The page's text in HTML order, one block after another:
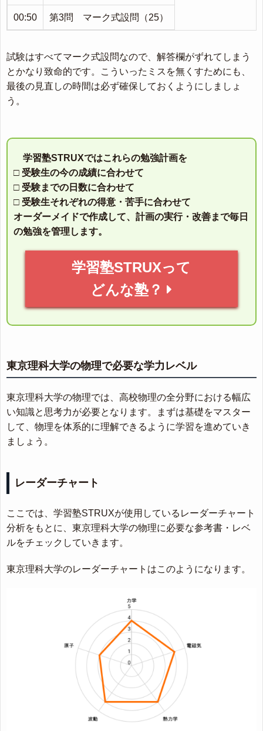
00:50 第3問 マーク式設問（25）
試験はすべてマーク式設問なので、解答欄がずれてしまう
とかなり致命的です。こういったミスを無くすためにも、
最後の見直しの時間は必ず確保しておくようにしましょ
う。
学習塾STRUXではこれらの勉強計画を
□ 受験生の今の成績に合わせて
□ 受験までの日数に合わせて
□ 受験生それぞれの得意・苦手に合わせて
オーダーメイドで作成して、計画の実行・改善まで毎日
の勉強を管理します。
学習塾STRUXって
どんな塾？
東京理科大学の物理で必要な学力レベル
東京理科大学の物理では、高校物理の全分野における幅広
い知識と思考力が必要となります。まずは基礎をマスター
して、物理を体系的に理解できるように学習を進めていき
ましょう。
レーダーチャート
ここでは、学習塾STRUXが使用しているレーダーチャート
分析をもとに、東京理科大学の物理に必要な参考書・レベ
ルをチェックしていきます。
東京理科大学のレーダーチャートはこのようになります。